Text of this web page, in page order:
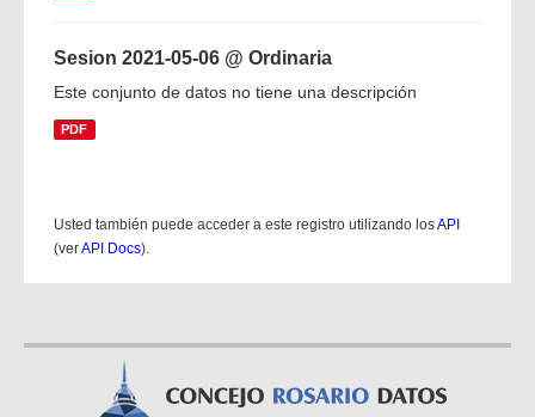
Sesion 2021-05-06 @ Ordinaria
Este conjunto de datos no tiene una descripción
PDF
Usted también puede acceder a este registro utilizando losAPI
(verAPI Docs).